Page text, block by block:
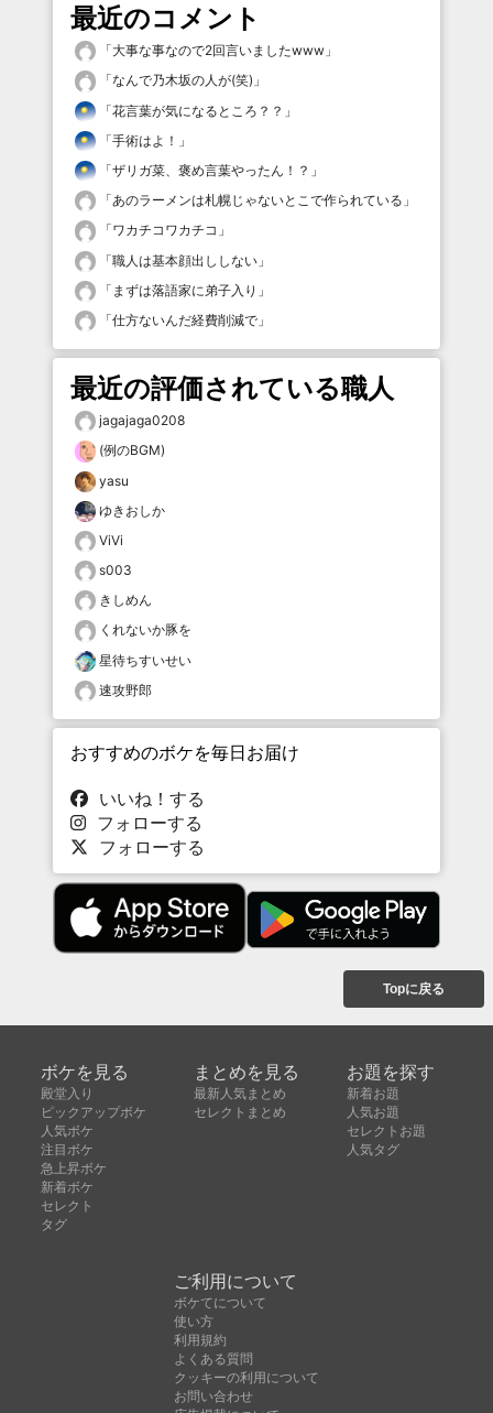
最近のコメント
「大事な事なので2回言いましたwww 」
「なんで乃木坂の人が(笑) 」
「花言葉が気になるところ？？ 」
「手術はよ！ 」
「ザリガ菜、褒め言葉やったん！？ 」
「あのラーメンは札幌じゃないとこで作られている 」
「ワカチコワカチコ 」
「職人は基本顔出ししない 」
「 まずは落語家に弟子入り 」
「仕方ないんだ経費削減で 」
最近の評価されている職人
jagajaga0208
(例のBGM)
yasu
ゆきおしか
ViVi
s003
きしめん
くれないか豚を
星待ちすいせい
速攻野郎
おすすめのボケを毎日お届け
いいね！する
フォローする
フォローする
Topに戻る
ボケを見る
殿堂入り
ピックアップボケ
人気ボケ
注目ボケ
急上昇ボケ
新着ボケ
セレクト
タグ
まとめを見る
最新人気まとめ
セレクトまとめ
お題を探す
新着お題
人気お題
セレクトお題
人気タグ
ご利用について
ボケてについて
使い方
利用規約
よくある質問
クッキーの利用について
お問い合わせ